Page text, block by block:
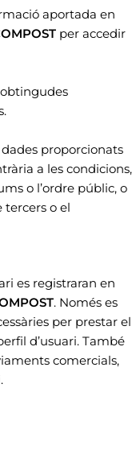
aportada en
per accedir
obtingudes
dades proporcionats
a les condicions,
o l’ordre públic, o
o el
es registraran en
. Només es
per prestar el
d’usuari. També
comercials,